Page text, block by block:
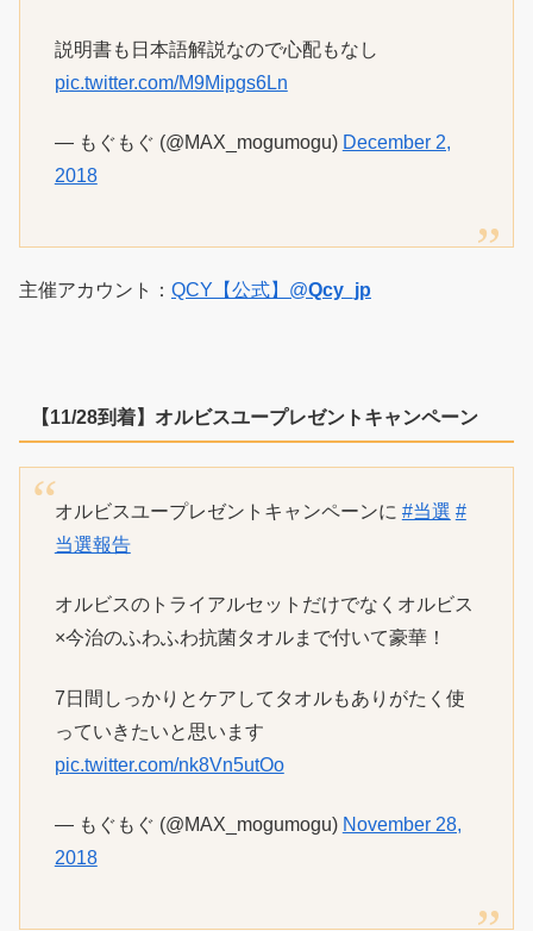
説明書も日本語解説なので心配もなし
pic.twitter.com/M9Mipgs6Ln
— もぐもぐ (@MAX_mogumogu) December 2,
2018
主催アカウント： QCY【公式】 @Qcy_jp
【11/28到着】オルビスユープレゼントキャンペーン
オルビスユープレゼントキャンペーンに #当選 #
当選報告
オルビスのトライアルセットだけでなくオルビス
×今治のふわふわ抗菌タオルまで付いて豪華！
7日間しっかりとケアしてタオルもありがたく使
っていきたいと思います
pic.twitter.com/nk8Vn5utOo
— もぐもぐ (@MAX_mogumogu) November 28,
2018